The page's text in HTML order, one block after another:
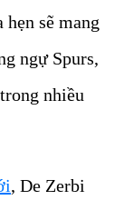
sẽ mang
ngự Spurs,
nhiều
, De Zerbi